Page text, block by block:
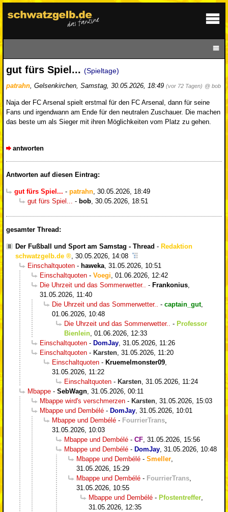
gut fürs Spiel... (Spieltage)
patrahn, Gelsenkirchen, Samstag, 30.05.2026, 18:49 (vor 72 Tagen) @ bob
Naja der FC Arsenal spielt erstmal für den FC Arsenal, dann für seine
Fans und irgendwann am Ende für den neutralen Zuschauer. Die machen
das beste um als Sieger mit ihren Möglichkeiten vom Platz zu gehen.
antworten
Antworten auf diesen Eintrag:
gut fürs Spiel... - patrahn, 30.05.2026, 18:49
gut fürs Spiel... - bob, 30.05.2026, 18:51
gesamter Thread:
Der Fußball und Sport am Samstag - Thread - Redaktion
schwatzgelb.de
30.05.2026, 14:08
Einschaltquoten - haweka 31.05.2026, 10:51
Einschaltquoten - Voegi 01.06.2026, 12:42
Die Uhrzeit und das Sommerwetter..
- Frankonius
31.05.2026, 11:40
Die Uhrzeit und das Sommerwetter..
- captain_gut,
01.06.2026, 10:48
Die Uhrzeit und das Sommerwetter..
- Professor
Bienlein 01.06.2026, 12:33
Einschaltquoten - DomJay 31.05.2026, 11:26
Einschaltquoten - Karsten 31.05.2026, 11:20
Einschaltquoten - Kruemelmonster09
31.05.2026, 11:22
Einschaltquoten - Karsten 31.05.2026, 11:24
Mbappe - SebWagn 31.05.2026, 00:11
Mbappe wird's verschmerzen - Karsten 31.05.2026, 15:03
Mbappe und Dembélé - DomJay 31.05.2026, 10:01
Mbappe und Dembélé - FourrierTrans
31.05.2026, 10:03
Mbappe und Dembélé - CF 31.05.2026, 15:56
Mbappe und Dembélé - DomJay 31.05.2026, 10:48
Mbappe und Dembélé - Smeller
31.05.2026, 15:29
Mbappe und Dembélé - FourrierTrans
31.05.2026, 10:55
Mbappe und Dembélé - Pfostentreffer
31.05.2026, 12:35